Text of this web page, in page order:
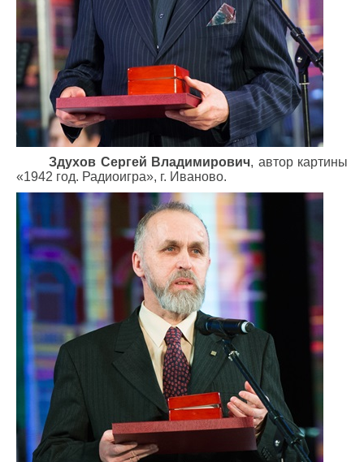
Здухов Сергей Владимирович, автор картины
«1942 год. Радиоигра», г. Иваново.